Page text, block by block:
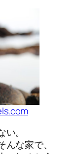
。
な家で、